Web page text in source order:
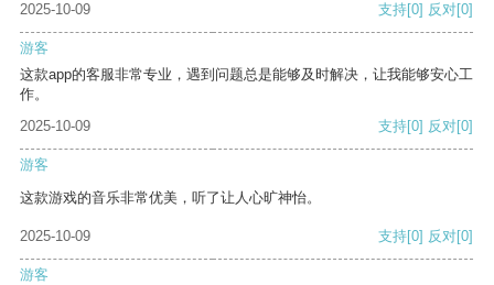
2025-10-09
支持[0] 反对[0]
游客
这款app的客服非常专业，遇到问题总是能够及时解决，让我能够安心工
作。
2025-10-09
支持[0] 反对[0]
游客
这款游戏的音乐非常优美，听了让人心旷神怡。
2025-10-09 支持[0] 反对[0]
游客